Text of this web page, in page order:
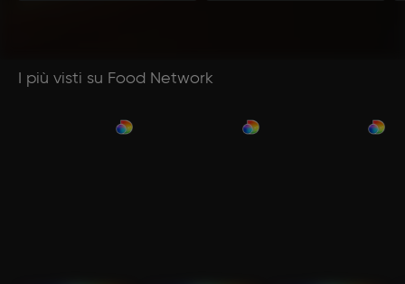
I più visti su Food Network